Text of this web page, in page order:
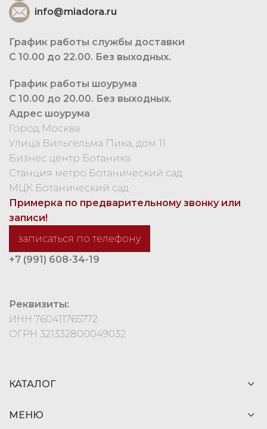
info@miadora.ru
График работы службы доставки
С 10.00 до 22.00. Без выходных.
График работы шоурума
С 10.00 до 20.00. Без выходных.
Адрес шоурума
Город Москва
Улица Вильгельма Пика, дом 11
Бизнес центр Ботаника
Станция метро Ботанический сад
МЦК Ботанический сад
Примерка по предварительному звонку или
записи!
записаться по телефону
+7 (991) 608-34-19
Реквизиты:
ИНН 760411765772
ОГРН 321332800049032
КАТАЛОГ
МЕНЮ